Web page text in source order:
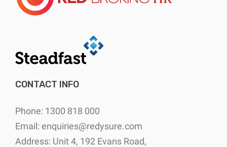
CONTACT INFO
Phone: 1300 818 000
Email: enquiries@redysure.com
Address: Unit 4, 192 Evans Road,